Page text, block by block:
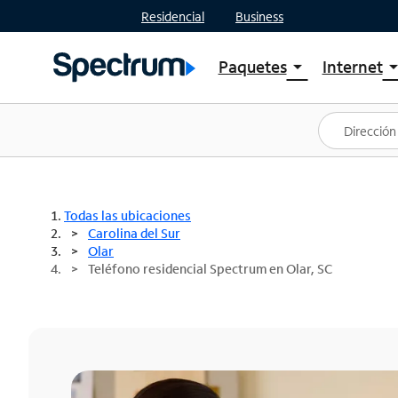
Residencial Business
Paquetesarrow_drop_down
Ver paquetes
Spectrum One
Mejores ofertas
Internetarrow_drop_down
Planes
Todas las ubicaciones
Carolina del Sur
Olar
Teléfono residencial Spectrum en Olar, SC